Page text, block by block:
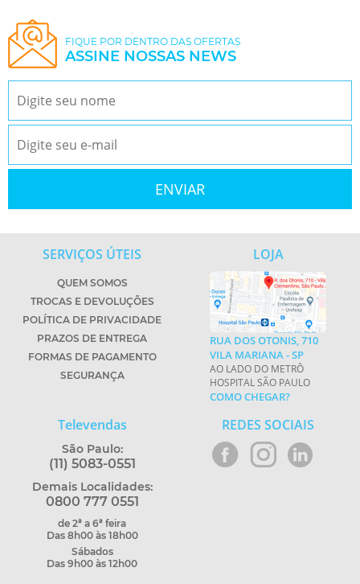
FIQUE POR DENTRO DAS OFERTAS
ASSINE NOSSAS NEWS
SERVIÇOS ÚTEIS
QUEM SOMOS
TROCAS E DEVOLUÇÕES
POLÍTICA DE PRIVACIDADE
PRAZOS DE ENTREGA
FORMAS DE PAGAMENTO
SEGURANÇA
LOJA
RUA DOS OTONIS, 710
VILA MARIANA - SP
AO LADO DO METRÔ
HOSPITAL SÃO PAULO
COMO CHEGAR?
Televendas
São Paulo:
(11) 5083-0551
Demais Localidades:
0800 777 0551
de 2ª a 6ª feira
Das 8h00 às 18h00
Sábados
Das 9h00 às 12h00
REDES SOCIAIS